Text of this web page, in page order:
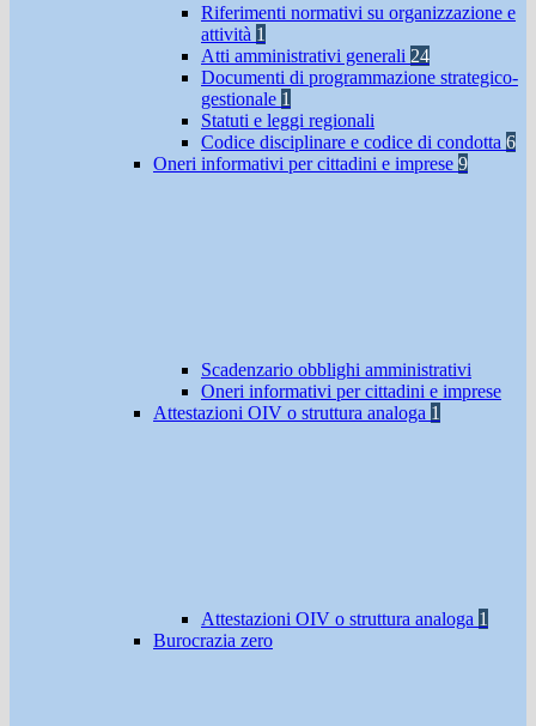
Riferimenti normativi su organizzazione e
attività 1
Atti amministrativi generali 24
Documenti di programmazione strategico-
gestionale 1
Statuti e leggi regionali
Codice disciplinare e codice di condotta 6
Oneri informativi per cittadini e imprese 9
Scadenzario obblighi amministrativi
Oneri informativi per cittadini e imprese
Attestazioni OIV o struttura analoga 1
Attestazioni OIV o struttura analoga 1
Burocrazia zero